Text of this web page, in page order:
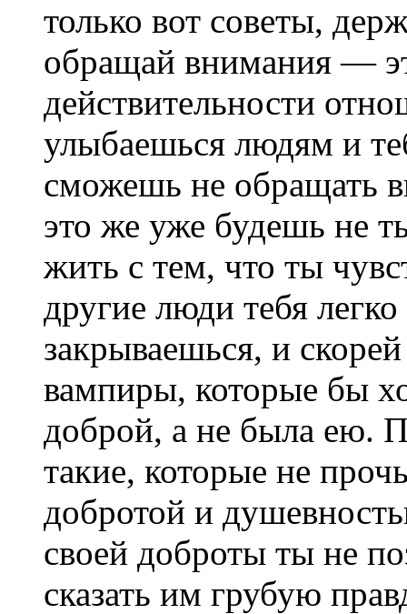
только вот советы,
обращай внимания —
действительности
улыбаешься людям и
сможешь не обращать
это же уже будешь не
жить с тем, что ты
другие люди тебя
закрываешься, и
вампиры, которые бы
доброй, а не была ею.
такие, которые не
добротой и
своей доброты ты не
сказать им грубую